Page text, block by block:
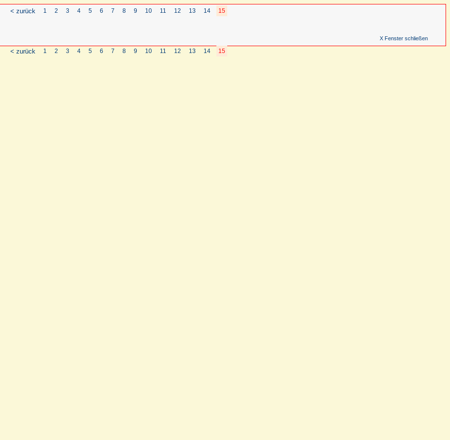
< zurück 1 2 3 4 5 6 7 8 9 10 11 12 13 14 15
X Fenster schließen
< zurück 1 2 3 4 5 6 7 8 9 10 11 12 13 14 15